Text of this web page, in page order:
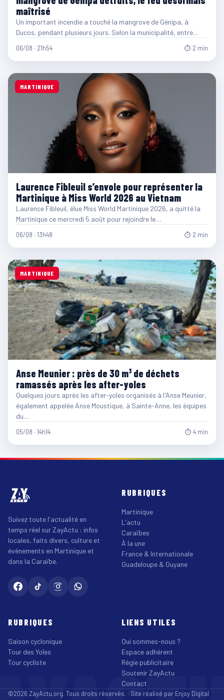
maîtrisé
Un important incendie a touché la mangrove de Génipa, à
Ducos, pendant plusieurs jours. Selon la municipalité, entre…
06/08 · 21h54 ⏱ 2 min
MARTINIQUE
Laurence Fibleuil s’envole pour représenter la
Martinique à Miss World 2026 au Vietnam
Laurence Fibleuil, élue Miss World Martinique 2026, a quitté la
Martinique ce mercredi 5 août pour rejoindre le…
06/08 · 13h48 ⏱ 2 min
MARTINIQUE
Anse Meunier : près de 30 m³ de déchets
ramassés après les after-yoles
Quelques jours après les after-yoles organisés à l'Anse Meunier,
également appelée Anse Moustique, à Sainte-Anne, les équipes
du…
05/08 · 14h14 ⏱ 4 min
Suivez toute l'actualité en
temps réel sur ZayActu : infos
locales, faits divers, culture et
événements en Martinique et
dans la Caraïbe.
RUBRIQUES
Martinique
L'actu
Caraïbes
À la une
France & Internationale
Guadeloupe & Guyane
RUBRIQUES
Saison cyclonique
Tour des Yoles
Tour cycliste
LIENS UTILES
Qui sommes-nous ?
Espace adhérent
Régie publicitaire
Soutenir ZayActu
Contact
©2026 ZayActu.org. Tous droits réservés. · Site réalisé par Enjoy Digital